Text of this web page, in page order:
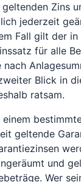
Zins
jederzeit
Fall gilt der in
für alle
Blick in
ratsam.
geltende
und
Wer